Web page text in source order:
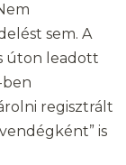
sem. A
úton leadott
ben
regisztrált
is